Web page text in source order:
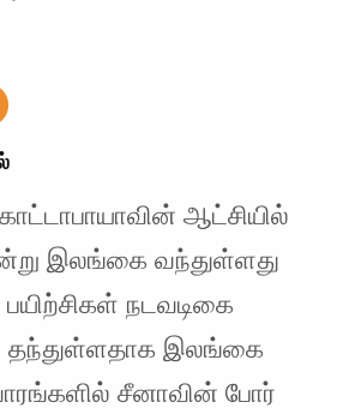
ஆட்சியில்
இலங்கை வந்துள்ளது
நடவடிகை
தந்துள்ளதாக இலங்கை
சீனாவின் போர்